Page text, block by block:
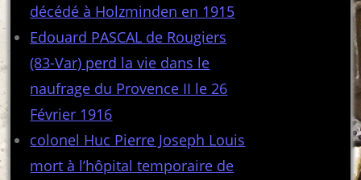
décédé à Holzminden en 1915
Edouard PASCAL de Rougiers
(83-Var) perd la vie dans le
naufrage du Provence II le 26
Février 1916
colonel Huc Pierre Joseph Louis
mort à l’hôpital temporaire de